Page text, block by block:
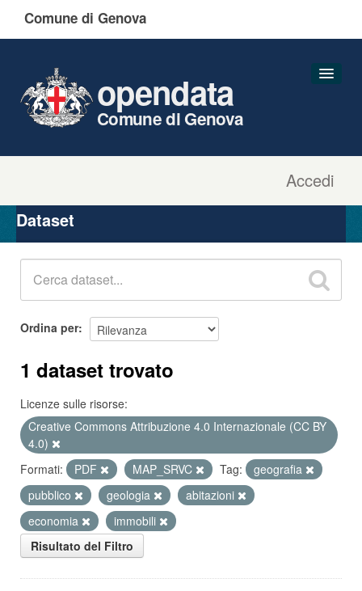
Comune di Genova
Accedi
opendata
Comune di Genova
Organizzazioni
Gruppi
Dataset
Ordina per
1 dataset trovato
Licenze sulle risorse:
Creative Commons Attribuzione 4.0 Internazionale (CC BY
4.0)
Formati:
PDF MAP_SRVC Tag:
geografia
pubblico
geologia
abitazioni
economia
immobili
Risultato del Filtro